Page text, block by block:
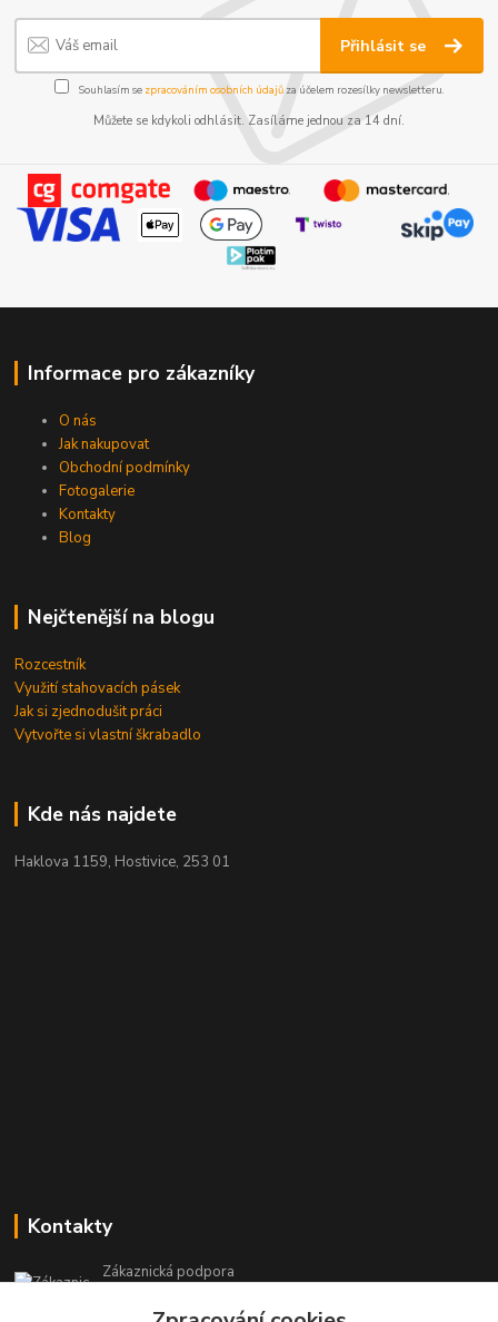
Přihlásit se
Souhlasím se zpracováním osobních údajůza účelem rozesílky newsletteru.
Můžete se kdykoli odhlásit. Zasíláme jednou za 14 dní.
Informace pro zákazníky
O nás
Jak nakupovat
Obchodní podmínky
Fotogalerie
Kontakty
Blog
Nejčtenější na blogu
Rozcestník
Využití stahovacích pásek
Jak si zjednodušit práci
Vytvořte si vlastní škrabadlo
Kde nás najdete
Haklova 1159, Hostivice, 253 01
Kontakty
Zákaznická podpora
(Po-Pá, 9-19 hod.)